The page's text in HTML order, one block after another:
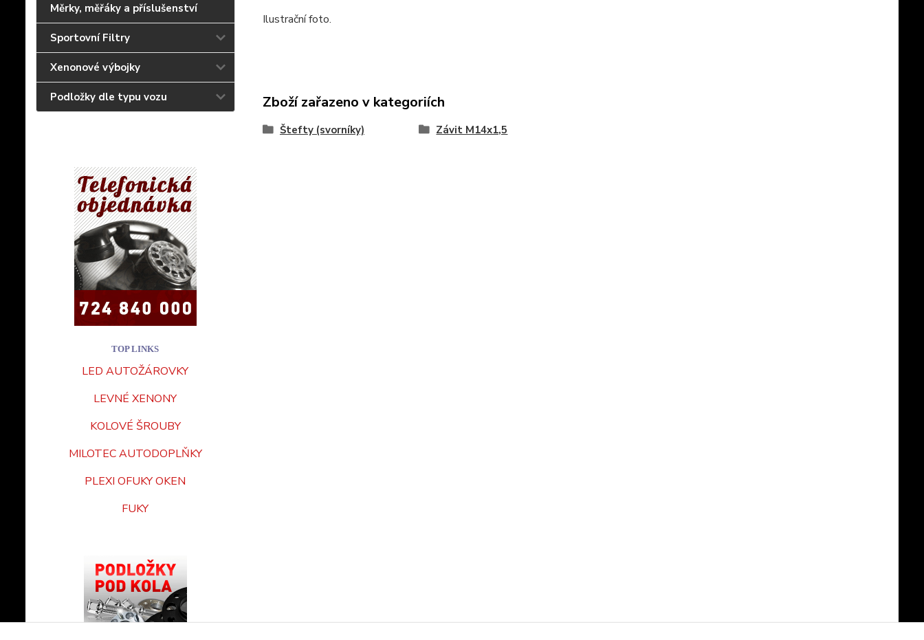
Měrky, měřáky a příslušenství
Sportovní Filtry
Xenonové výbojky
Podložky dle typu vozu
TOP LINKS
LED AUTOŽÁROVKY
LEVNÉ XENONY
KOLOVÉ ŠROUBY
MILOTEC AUTODOPLŇKY
PLEXI OFUKY OKEN
FUKY
Ilustrační foto.
Zboží zařazeno v kategoriích
Štefty (svorníky) Závit M14x1,5